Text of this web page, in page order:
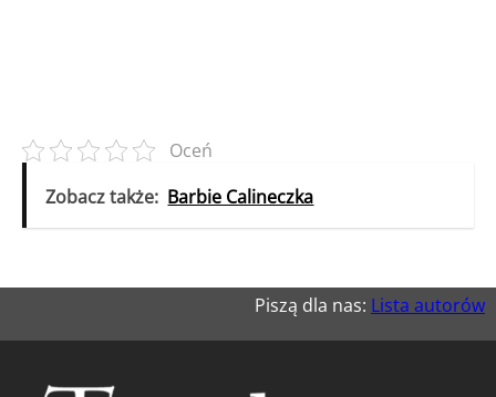
Oceń
Zobacz także: Barbie Calineczka
Piszą dla nas: Lista autorów